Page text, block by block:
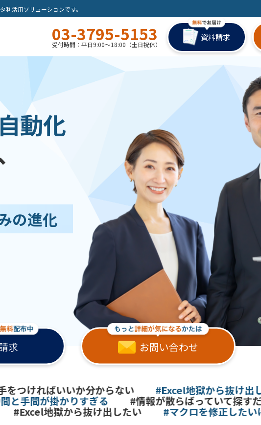
活用ソリューションです。
03-3795-5153
受付時間：平日9:00～18:00（土日祝休）
資料請求
自動化
の進化
求 お問い合わせ
ければいいか分からない #Excel地獄から抜け出した
手間が掛かりすぎる #情報が散らばっていて探すだけ
#Excel地獄から抜け出したい #マクロを修正したいけど